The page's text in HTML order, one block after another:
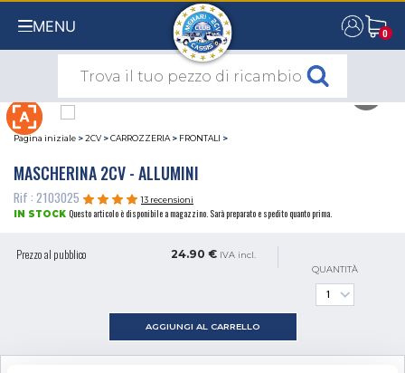
MENU 0
0
Pagina iniziale >2CV >CARROZZERIA > FRONTALI >
MASCHERINA 2CV - ALLUMINI
Rif : 2103025
13 recensioni
IN STOCK Questo articolo è disponibile a magazzino. Sarà preparato e spedito quanto prima.
Prezzo al pubblico 24.90 € IVA incl.
QUANTITÀ
AGGIUNGI AL CARRELLO